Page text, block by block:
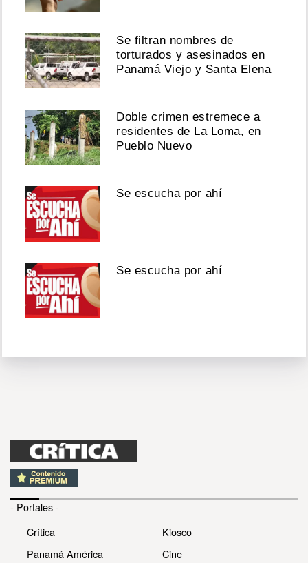
Se filtran nombres de
torturados y asesinados en
Panamá Viejo y Santa Elena
Doble crimen estremece a
residentes de La Loma, en
Pueblo Nuevo
Se escucha por ahí
Se escucha por ahí
- Portales -
Crítica
Panamá América
Kiosco
Cine